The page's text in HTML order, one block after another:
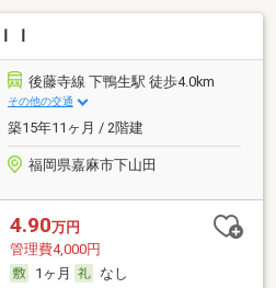
Ｉ
後藤寺線 下鴨生駅 徒歩4.0km
その他の交通
築15年11ヶ月 / 2階建
福岡県嘉麻市下山田
4.90万円
管理費4,000円
1ヶ月
なし